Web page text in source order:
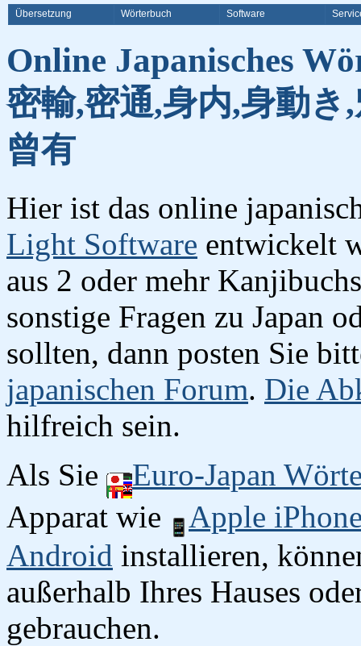
Übersetzung Wörterbuch Software
Online Japanisches
密輸,密通,身内,身動き
曾有
Hier ist das online
Light Software entwickelt
aus 2 oder mehr
sonstige Fragen zu Japan
sollten, dann posten Sie
japanischen Forum. Die
hilfreich sein.
Als Sie
Euro-Japan
Apparat wie
Apple
Android installieren,
außerhalb Ihres Hauses
gebrauchen.